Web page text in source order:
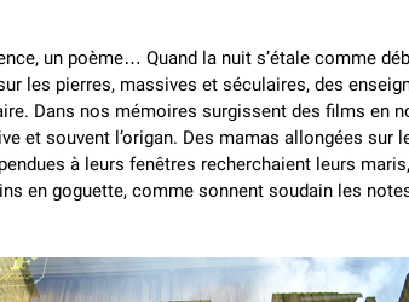
un poème… Quand la nuit s’étale comme
les pierres, massives et séculaires, des
Dans nos mémoires surgissent des films en
et souvent l’origan. Des mamas allongées sur
à leurs fenêtres recherchaient leurs
en goguette, comme sonnent soudain les